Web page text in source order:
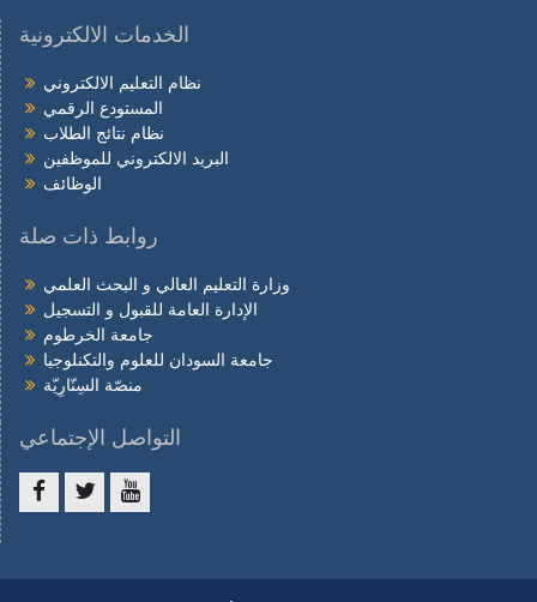
الخدمات الالكترونية
نظام التعليم الالكتروني
المستودع الرقمي
نظام نتائج الطلاب
البريد الالكتروني للموظفين
الوظائف
روابط ذات صلة
وزارة التعليم العالي و البحث العلمي
الإدارة العامة للقبول و التسجيل
جامعة الخرطوم
جامعة السودان للعلوم والتكنلوجيا
منصّة السِنّارِيّة
التواصل الإجتماعي